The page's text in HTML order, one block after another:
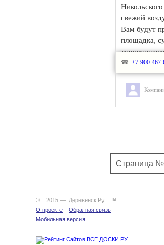
свежий
Вам будут
площадка,
☎ +7-900-
Страница
© 2015 — Деревенск.Ру ™
О проекте
Обратная связь
Мобильная версия